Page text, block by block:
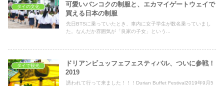
タイの文化
可愛いバンコクの制服と、エカマイゲートウェイで
買える日本の制服
先日BTSに乗っていたとき、車内に女子学生が数名乗っていまし
た。なんだか雰囲気が「良家の子女」という...
タイで観光
ドリアンビュッフェフェスティバル、ついに参戦！
2019
誘われて行って来ました！！！Durian Buffet Festival2019年9月5